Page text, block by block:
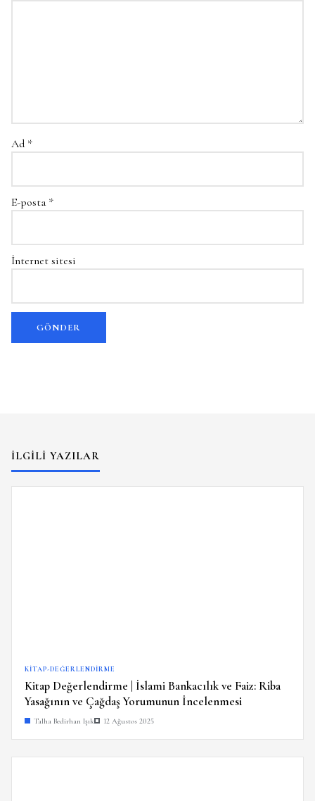
Ad *
E-posta *
İnternet sitesi
İLGILI YAZILAR
KITAP-DEĞERLENDIRME
Kitap Değerlendirme | İslami Bankacılık ve Faiz: Riba
Yasağının ve Çağdaş Yorumunun İncelenmesi
Talha Bedirhan Işık 12 Ağustos 2025